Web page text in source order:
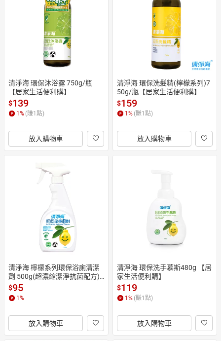
清淨海 環保沐浴露 750g/瓶
【居家生活便利購】
$139
1 % (賺1 點)
放入購物車
清淨海 環保洗髮精(檸檬系列)7
50g/瓶【居家生活便利購】
$159
1 % (賺1 點)
放入購物車
清淨海 檸檬系列環保浴廁清潔
劑 500g(超濃縮潔淨抗菌配方)
【居家生活便利購】
$95
1 %
放入購物車
清淨海 環保洗手慕斯480g 【居
家生活便利購】
$119
1 % (賺1 點)
放入購物車